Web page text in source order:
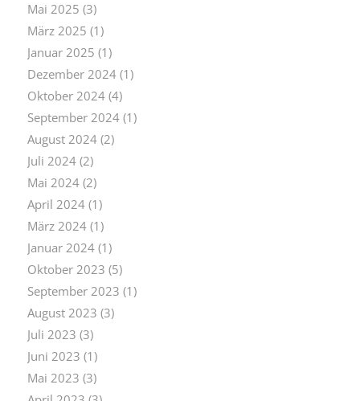
Mai 2025 (3)
März 2025 (1)
Januar 2025 (1)
Dezember 2024(1)
Oktober 2024(4)
September 2024(1)
August 2024(2)
Juli 2024(2)
Mai 2024(2)
April 2024(1)
März 2024(1)
Januar 2024(1)
Oktober 2023 (5)
September 2023 (1)
August 2023 (3)
Juli 2023 (3)
Juni 2023 (1)
Mai 2023 (3)